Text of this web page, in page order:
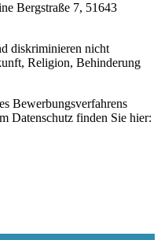
Bergstraße 7, 51643
diskriminieren nicht
Religion, Behinderung
Bewerbungsverfahrens
Datenschutz finden Sie hier: